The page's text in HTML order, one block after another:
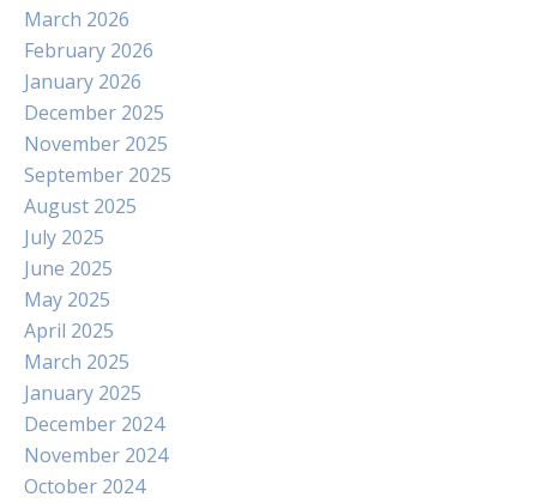
March 2026
February 2026
January 2026
December 2025
November 2025
September 2025
August 2025
July 2025
June 2025
May 2025
April 2025
March 2025
January 2025
December 2024
November 2024
October 2024